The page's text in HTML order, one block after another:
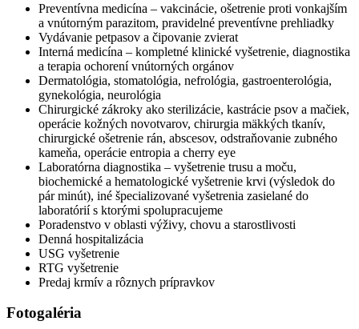
Preventívna medicína – vakcinácie, ošetrenie proti vonkajším
a vnútorným parazitom, pravidelné preventívne prehliadky
Vydávanie petpasov a čipovanie zvierat
Interná medicína – kompletné klinické vyšetrenie, diagnostika
a terapia ochorení vnútorných orgánov
Dermatológia, stomatológia, nefrológia, gastroenterológia,
gynekológia, neurológia
Chirurgické zákroky ako sterilizácie, kastrácie psov a mačiek,
operácie kožných novotvarov, chirurgia mäkkých tkanív,
chirurgické ošetrenie rán, abscesov, odstraňovanie zubného
kameňa, operácie entropia a cherry eye
Laboratórna diagnostika – vyšetrenie trusu a moču,
biochemické a hematologické vyšetrenie krvi (výsledok do
pár minút), iné špecializované vyšetrenia zasielané do
laboratórií s ktorými spolupracujeme
Poradenstvo v oblasti výživy, chovu a starostlivosti
Denná hospitalizácia
USG vyšetrenie
RTG vyšetrenie
Predaj krmív a rôznych prípravkov
Fotogaléria